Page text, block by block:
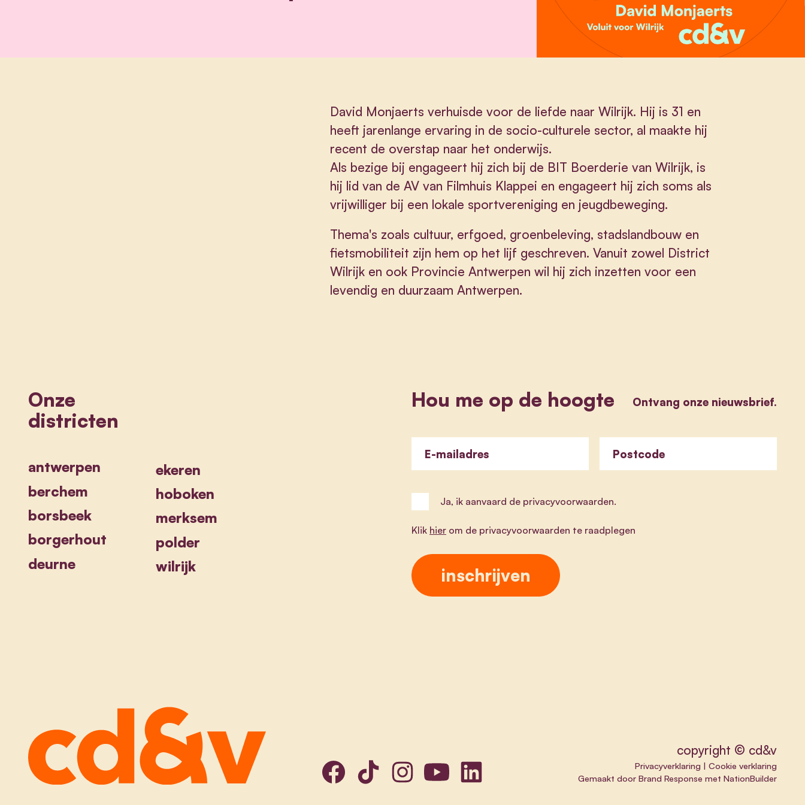
David Monjaerts verhuisde voor de liefde naar Wilrijk. Hij is 31 en
heeft jarenlange ervaring in de socio-culturele sector, al maakte hij
recent de overstap naar het onderwijs.
Als bezige bij engageert hij zich bij de BIT Boerderie van Wilrijk, is
hij lid van de AV van Filmhuis Klappei en engageert hij zich soms als
vrijwilliger bij een lokale sportvereniging en jeugdbeweging.
Thema's zoals cultuur, erfgoed, groenbeleving, stadslandbouw en
fietsmobiliteit zijn hem op het lijf geschreven. Vanuit zowel District
Wilrijk en ook Provincie Antwerpen wil hij zich inzetten voor een
levendig en duurzaam Antwerpen.
Onze
districten
antwerpen
berchem
borsbeek
borgerhout
deurne
ekeren
hoboken
merksem
polder
wilrijk
Hou me op de hoogte Ontvang onze nieuwsbrief.
E-mailadres Postcode
Ja, ik aanvaard de privacyvoorwaarden.
Klik hierom de privacyvoorwaarden te raadplegen
copyright © cd&v
Privacyverklaring |Cookie verklaring
Gemaakt doorBrand Response metNationBuilder